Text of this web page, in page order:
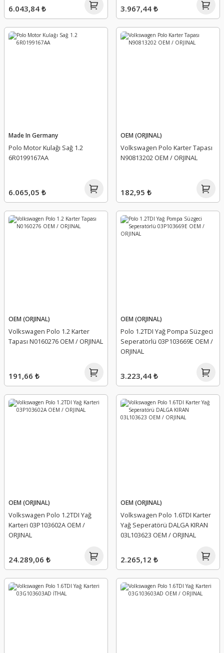
6.043,84 ₺ 3.967,44 ₺
Made In Germany
Polo Motor Kulağı Sağ 1.2
6R0199167AA
6.065,05 ₺
OEM (ORJINAL)
Volkswagen Polo Karter Tapası
N90813202 OEM / ORJINAL
182,95 ₺
OEM (ORJINAL)
Volkswagen Polo 1.2 Karter
Tapası N0160276 OEM / ORJINAL
191,66 ₺
OEM (ORJINAL)
Polo 1.2TDI Yağ Pompa Süzgeci
Seperatörlü 03P103669E OEM /
ORJINAL
3.223,44 ₺
OEM (ORJINAL)
Volkswagen Polo 1.2TDI Yağ
Karteri 03P103602A OEM /
ORJINAL
24.289,06 ₺
OEM (ORJINAL)
Volkswagen Polo 1.6TDI Karter
Yağ Seperatörü DALGA KIRAN
03L103623 OEM / ORJINAL
2.265,12 ₺